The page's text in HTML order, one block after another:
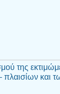
της
και